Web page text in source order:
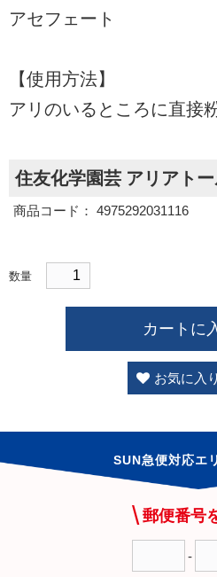
アセフェート
【使用方法】
アリのいるところに直接
住友化学園芸 アリアトー
商品コード： 4975292031116
数量
カートに
お気に入
SUN急便対応エ
郵便番号
-